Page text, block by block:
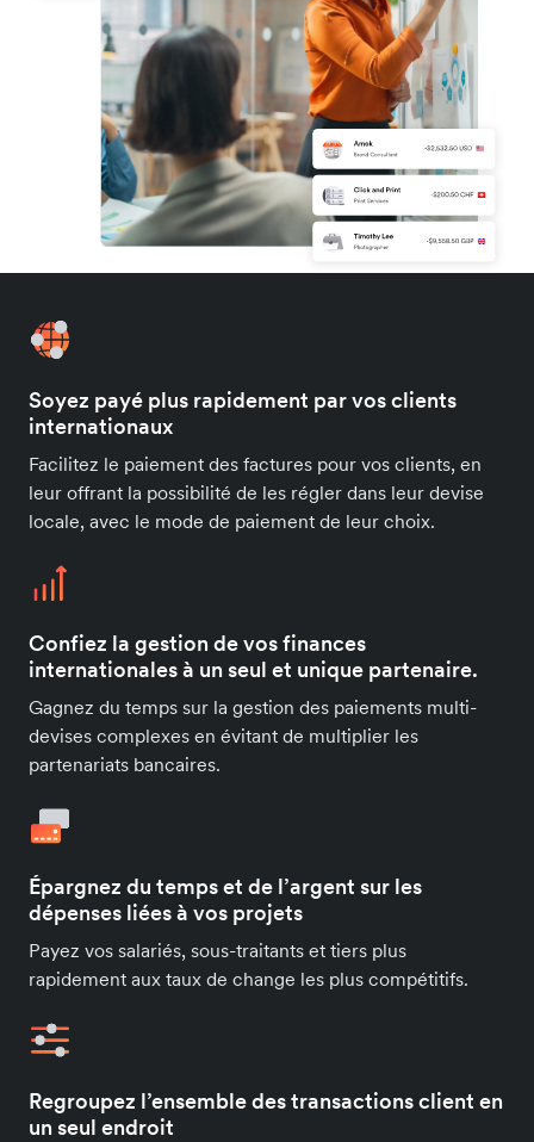
Soyez payé plus rapidement par vos clients
internationaux
Facilitez le paiement des factures pour vos clients, en
leur offrant la possibilité de les régler dans leur devise
locale, avec le mode de paiement de leur choix.
Confiez la gestion de vos finances
internationales à un seul et unique partenaire.
Gagnez du temps sur la gestion des paiements multi-
devises complexes en évitant de multiplier les
partenariats bancaires.
Épargnez du temps et de l’argent sur les
dépenses liées à vos projets
Payez vos salariés, sous-traitants et tiers plus
rapidement aux taux de change les plus compétitifs.
Regroupez l’ensemble des transactions client en
un seul endroit